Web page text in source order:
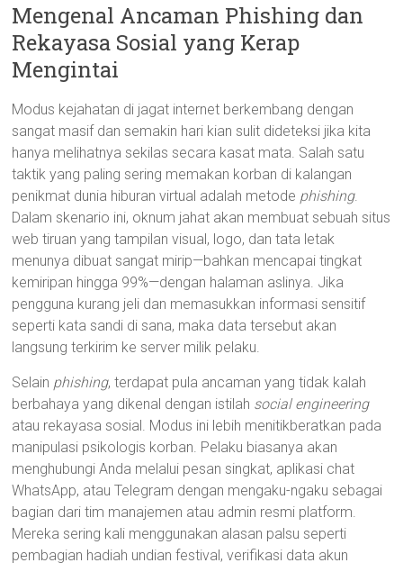
Mengenal Ancaman Phishing dan
Rekayasa Sosial yang Kerap
Mengintai
Modus kejahatan di jagat internet berkembang dengan
sangat masif dan semakin hari kian sulit dideteksi jika kita
hanya melihatnya sekilas secara kasat mata. Salah satu
taktik yang paling sering memakan korban di kalangan
penikmat dunia hiburan virtual adalah metode phishing.
Dalam skenario ini, oknum jahat akan membuat sebuah situs
web tiruan yang tampilan visual, logo, dan tata letak
menunya dibuat sangat mirip—bahkan mencapai tingkat
kemiripan hingga 99%—dengan halaman aslinya. Jika
pengguna kurang jeli dan memasukkan informasi sensitif
seperti kata sandi di sana, maka data tersebut akan
langsung terkirim ke server milik pelaku.
Selain phishing, terdapat pula ancaman yang tidak kalah
berbahaya yang dikenal dengan istilah social engineering
atau rekayasa sosial. Modus ini lebih menitikberatkan pada
manipulasi psikologis korban. Pelaku biasanya akan
menghubungi Anda melalui pesan singkat, aplikasi chat
WhatsApp, atau Telegram dengan mengaku-ngaku sebagai
bagian dari tim manajemen atau admin resmi platform.
Mereka sering kali menggunakan alasan palsu seperti
pembagian hadiah undian festival, verifikasi data akun